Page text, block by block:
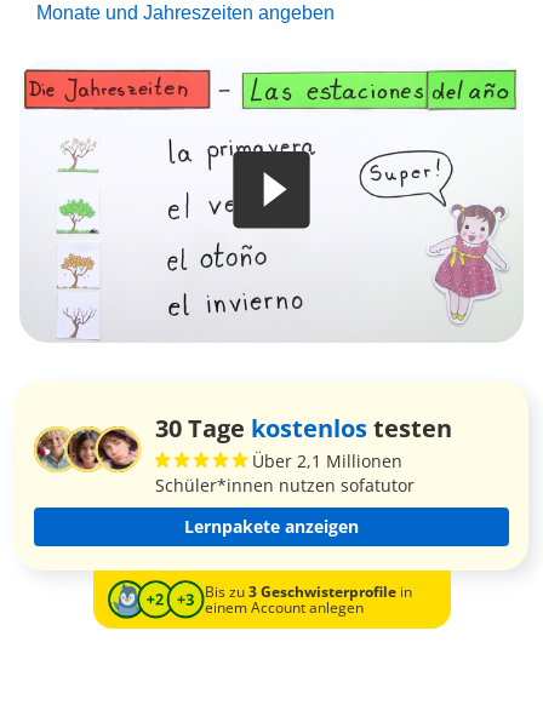
Monate und Jahreszeiten angeben
30 Tage kostenlostesten
Über 2,1 Millionen
Schüler*innen nutzen sofatutor
Lernpakete anzeigen
Bis zu3 Geschwisterprofilein
einem Account anlegen